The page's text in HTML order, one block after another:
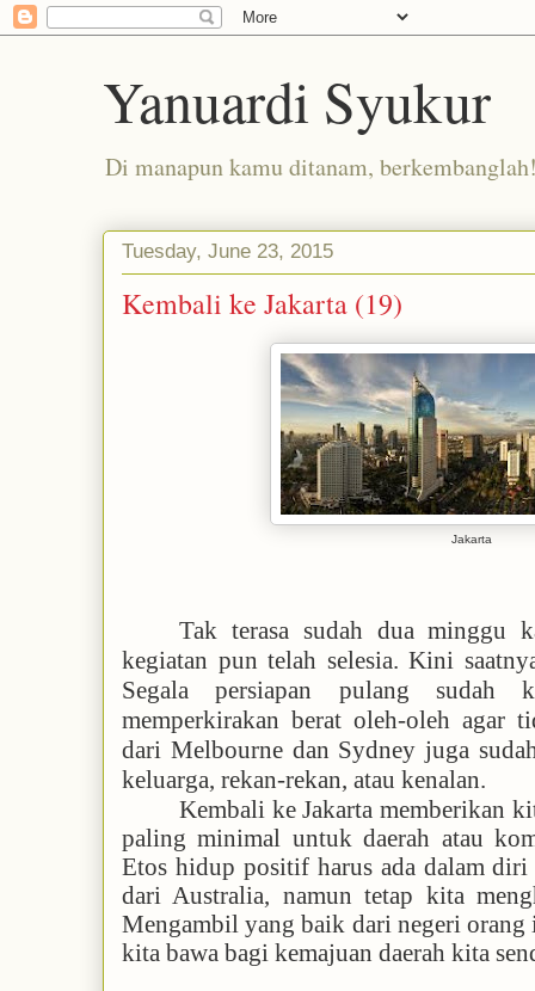
Yanuardi Syukur
Di manapun kamu ditanam,
Tuesday, June 23, 2015
Kembali ke Jakarta (19)
Jakarta
Tak terasa sudah dua minggu
kegiatan pun telah selesia. Kini
Segala persiapan pulang sudah
memperkirakan berat oleh-oleh agar
dari Melbourne dan Sydney juga
keluarga, rekan-rekan, atau kenalan.
Kembali ke Jakarta memberikan
paling minimal untuk daerah atau
Etos hidup positif harus ada dalam
dari Australia, namun tetap kita
Mengambil yang baik dari negeri
kita bawa bagi kemajuan daerah kita